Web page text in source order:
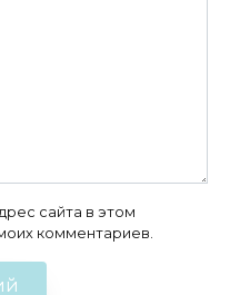
сайта в этом
комментариев.